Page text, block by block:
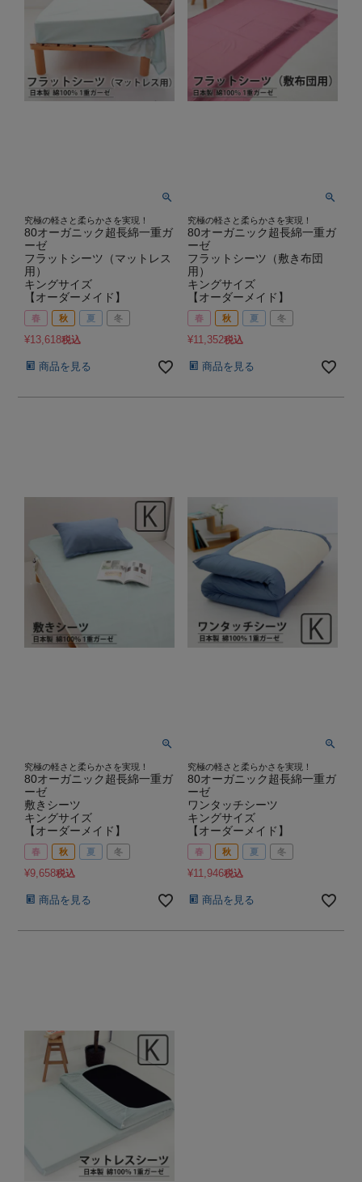
究極の軽さと柔らかさを実現！
80オーガニック超長綿一重ガ
ーゼ
フラットシーツ（マットレス
用）
キングサイズ
【オーダーメイド】
春 秋 夏 冬
¥13,618税込
商品を見る
究極の軽さと柔らかさを実現！
80オーガニック超長綿一重ガ
ーゼ
フラットシーツ（敷き布団
用）
キングサイズ
【オーダーメイド】
春 秋 夏 冬
¥11,352税込
商品を見る
究極の軽さと柔らかさを実現！
80オーガニック超長綿一重ガ
ーゼ
敷きシーツ
キングサイズ
【オーダーメイド】
春 秋 夏 冬
¥9,658税込
商品を見る
究極の軽さと柔らかさを実現！
80オーガニック超長綿一重ガ
ーゼ
ワンタッチシーツ
キングサイズ
【オーダーメイド】
春 秋 夏 冬
¥11,946税込
商品を見る